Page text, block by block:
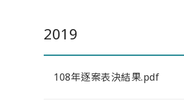
2019
108年逐案表決結果.pdf